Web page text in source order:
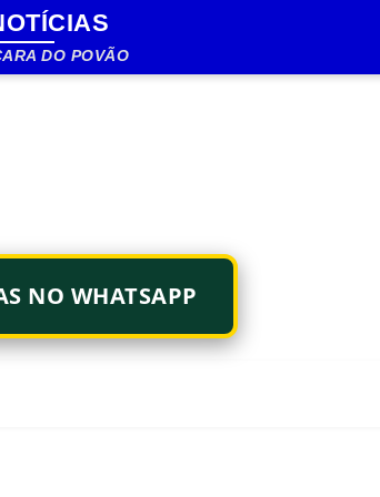
principal
DO POVÃO
NO WHATSAPP